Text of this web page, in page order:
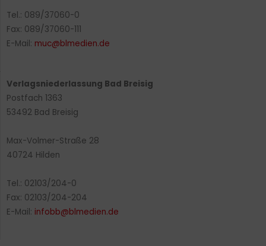
Tel.: 089/37060-0
Fax: 089/37060-111
E-Mail: muc@blmedien.de
Verlagsniederlassung Bad Breisig
Postfach 1363
53492 Bad Breisig
Max-Volmer-Straße 28
40724 Hilden
Tel.: 02103/204-0
Fax: 02103/204-204
E-Mail: infobb@blmedien.de